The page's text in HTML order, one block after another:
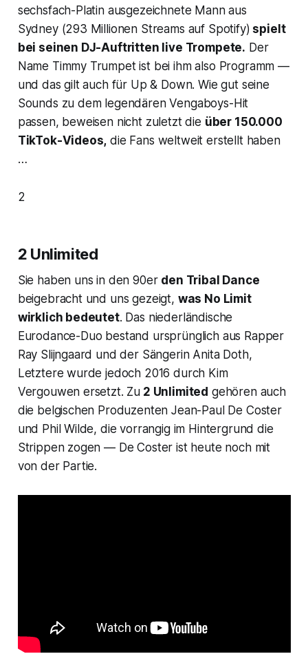
sechsfach-Platin ausgezeichnete Mann aus
Sydney (293 Millionen Streams auf Spotify) spielt
bei seinen DJ-Auftritten live Trompete. Der
Name Timmy Trumpet ist bei ihm also Programm —
und das gilt auch für Up & Down. Wie gut seine
Sounds zu dem legendären Vengaboys-Hit
passen, beweisen nicht zuletzt die über 150.000
TikTok-Videos, die Fans weltweit erstellt haben
…
2
2 Unlimited
Sie haben uns in den 90er den Tribal Dance
beigebracht und uns gezeigt, was No Limit
wirklich bedeutet. Das niederländische
Eurodance-Duo bestand ursprünglich aus Rapper
Ray Slijngaard und der Sängerin Anita Doth,
Letztere wurde jedoch 2016 durch Kim
Vergouwen ersetzt. Zu 2 Unlimited gehören auch
die belgischen Produzenten Jean-Paul De Coster
und Phil Wilde, die vorrangig im Hintergrund die
Strippen zogen — De Coster ist heute noch mit
von der Partie.